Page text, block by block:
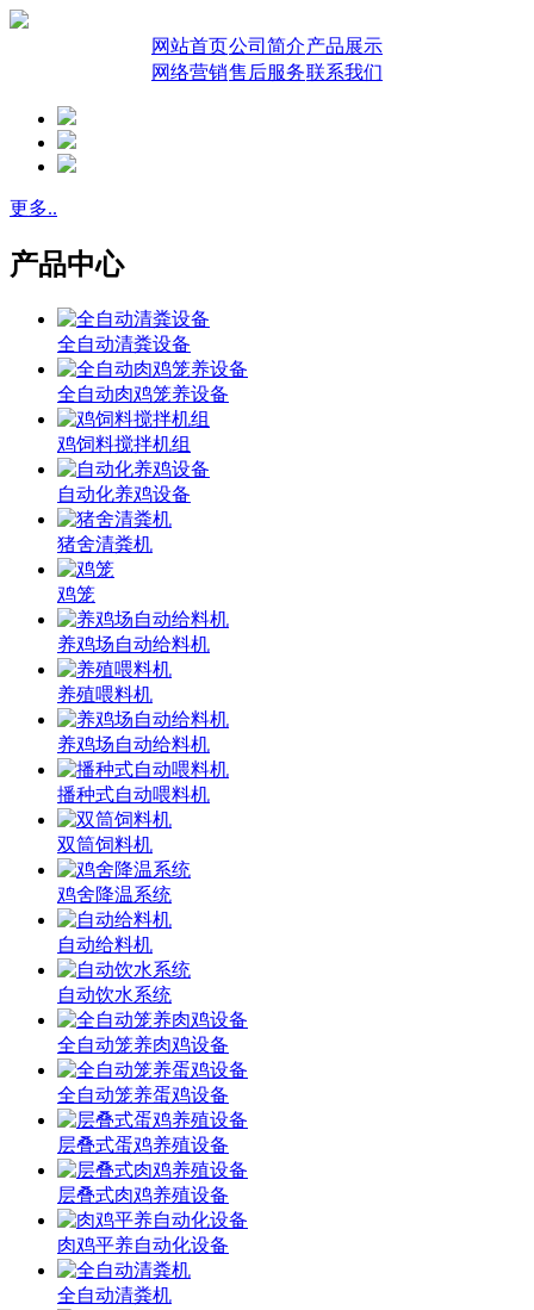
网站首页公司简介产品展示
网络营销售后服务联系我们
更多..
产品中心
全自动清粪设备
全自动肉鸡笼养设备
鸡饲料搅拌机组
自动化养鸡设备
猪舍清粪机
鸡笼
养鸡场自动给料机
养殖喂料机
养鸡场自动给料机
播种式自动喂料机
双筒饲料机
鸡舍降温系统
自动给料机
自动饮水系统
全自动笼养肉鸡设备
全自动笼养蛋鸡设备
层叠式蛋鸡养殖设备
层叠式肉鸡养殖设备
肉鸡平养自动化设备
全自动清粪机